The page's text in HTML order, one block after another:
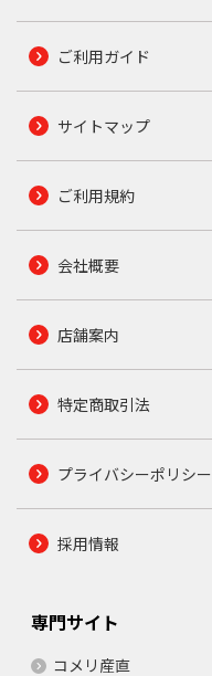
ご利用ガイド
サイトマップ
ご利用規約
会社概要
店舗案内
特定商取引法
プライバシーポリシー
採用情報
専門サイト
コメリ産直